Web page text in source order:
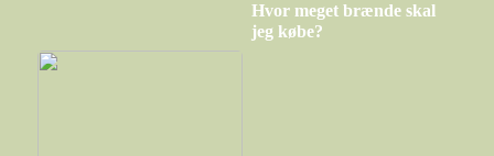
Hvor meget brænde skal
jeg købe?